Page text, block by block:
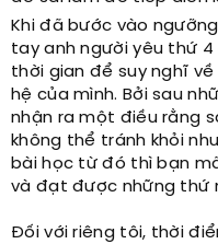
Khi đã bước vào
tay anh người yêu thứ
thời gian để suy nghĩ
hệ của mình. Bởi sau
nhận ra một điều rằng
không thể tránh khỏi
bài học từ đó thì bạn
và đạt được những thứ
Đối với riêng tôi, thời